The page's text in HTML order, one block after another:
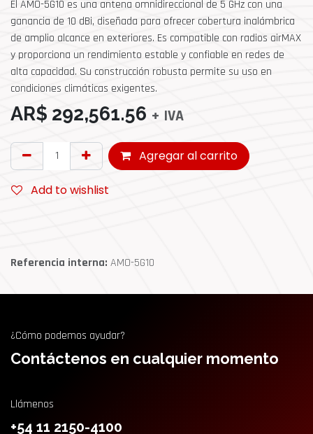
El AMO-5G10 es una antena omnidireccional de 5 GHz con una
ganancia de 10 dBi, diseñada para ofrecer cobertura inalámbrica
de amplio alcance en exteriores. Es compatible con radios airMAX
y proporciona un rendimiento estable y confiable en redes de
alta capacidad. Su construcción robusta permite su uso en
condiciones climáticas exigentes.
AR$ 292,561.56 + IVA
Agregar al carrito
Add to wishlist
Referencia interna: AMO-5G10
¿Cómo podemos ayudar?
Contáctenos en cualquier momento
Llámenos
+54 11 2150-4100